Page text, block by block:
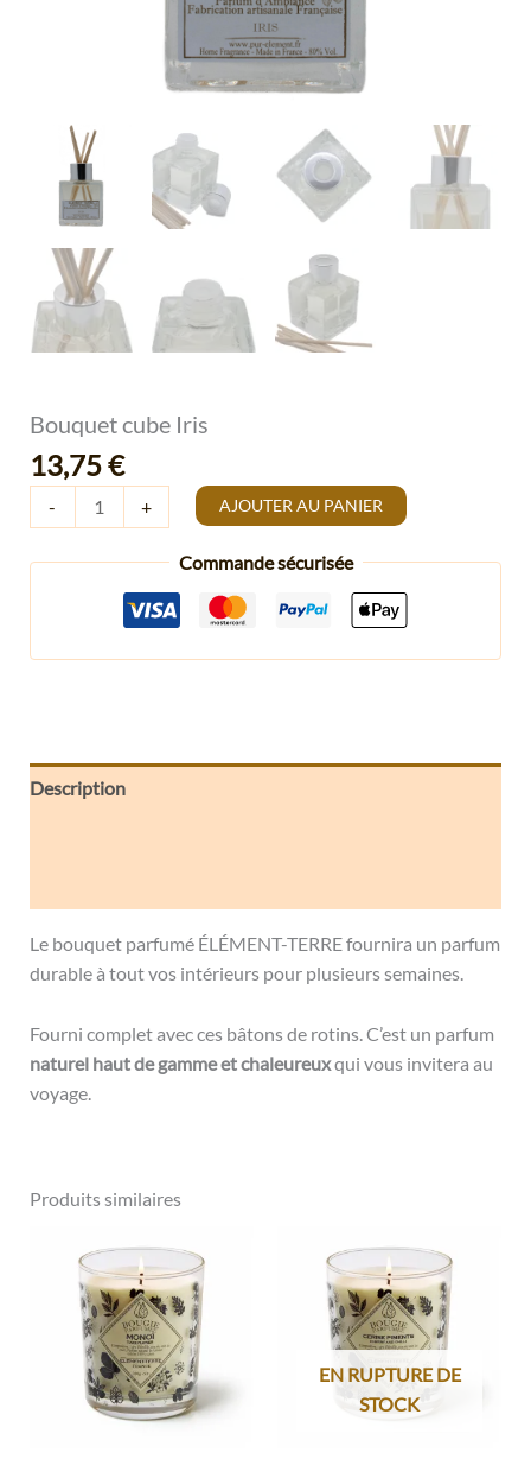
Bouquet cube Iris
13,75€
- + AJOUTER AU PANIER
Commande sécurisée
Description
Le bouquet parfumé ÉLÉMENT-TERRE fournira un parfum
durable à tout vos intérieurs pour plusieurs semaines.
Fourni complet avec ces bâtons de rotins. C’est un parfum
naturel haut de gamme et chaleureuxqui vous invitera au
voyage.
Produits similaires
EN RUPTURE DE
STOCK